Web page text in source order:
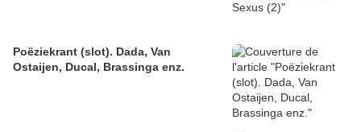
Poëziekrant (slot). Dada, Van
Ostaijen, Ducal, Brassinga enz.